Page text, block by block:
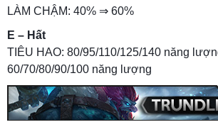
LÀM CHẬM: 40% ⇒ 60%
E – Hất
TIÊU HAO: 80/95/110/125/140 năng
60/70/80/90/100 năng lượng